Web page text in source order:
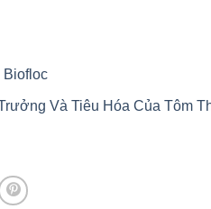
Và Tiêu Hóa Của Tôm